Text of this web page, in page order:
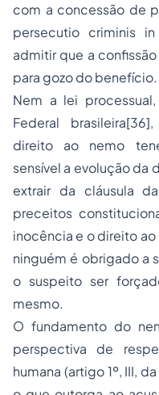
com a concessão de
persecutio criminis
admitir que a
para gozo do benefício.
Nem a lei
Federal
direito ao nemo
sensível a evolução da
extrair da cláusula
preceitos
inocência e o direito
ninguém é obrigado a
o suspeito ser
mesmo.
O fundamento do
perspectiva de
humana (artigo 1º, III,